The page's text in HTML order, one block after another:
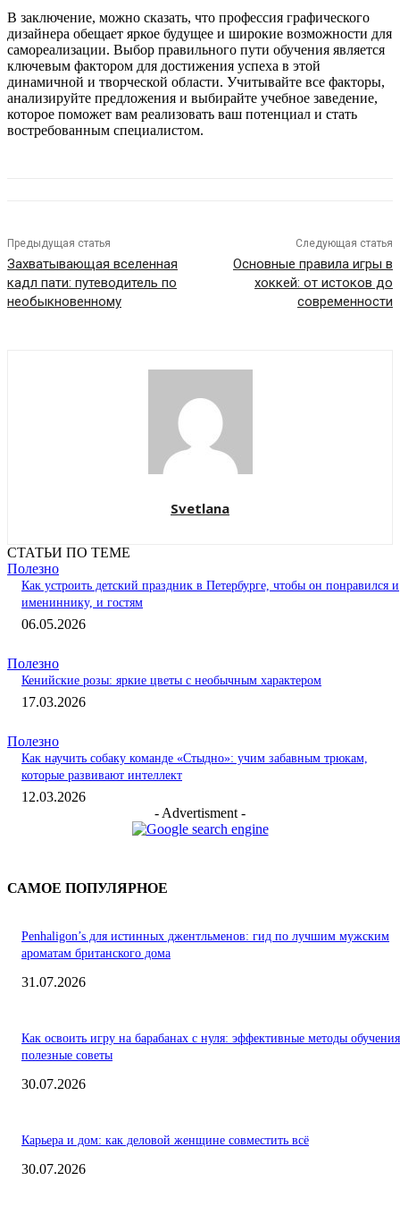
В заключение, можно сказать, что профессия графического
дизайнера обещает яркое будущее и широкие возможности для
самореализации. Выбор правильного пути обучения является
ключевым фактором для достижения успеха в этой
динамичной и творческой области. Учитывайте все факторы,
анализируйте предложения и выбирайте учебное заведение,
которое поможет вам реализовать ваш потенциал и стать
востребованным специалистом.
Предыдущая статья
Захватывающая вселенная
кадл пати: путеводитель по
необыкновенному
Следующая статья
Основные правила игры в
хоккей: от истоков до
современности
Svetlana
СТАТЬИ ПО ТЕМЕ
Полезно
Как устроить детский праздник в Петербурге, чтобы он понравился и
имениннику, и гостям
06.05.2026
Полезно
Кенийские розы: яркие цветы с необычным характером
17.03.2026
Полезно
Как научить собаку команде «Стыдно»: учим забавным трюкам,
которые развивают интеллект
12.03.2026
- Advertisment -
САМОЕ ПОПУЛЯРНОЕ
Penhaligon’s для истинных джентльменов: гид по лучшим мужским
ароматам британского дома
31.07.2026
Как освоить игру на барабанах с нуля: эффективные методы
полезные советы
30.07.2026
Карьера и дом: как деловой женщине совместить всё
30.07.2026